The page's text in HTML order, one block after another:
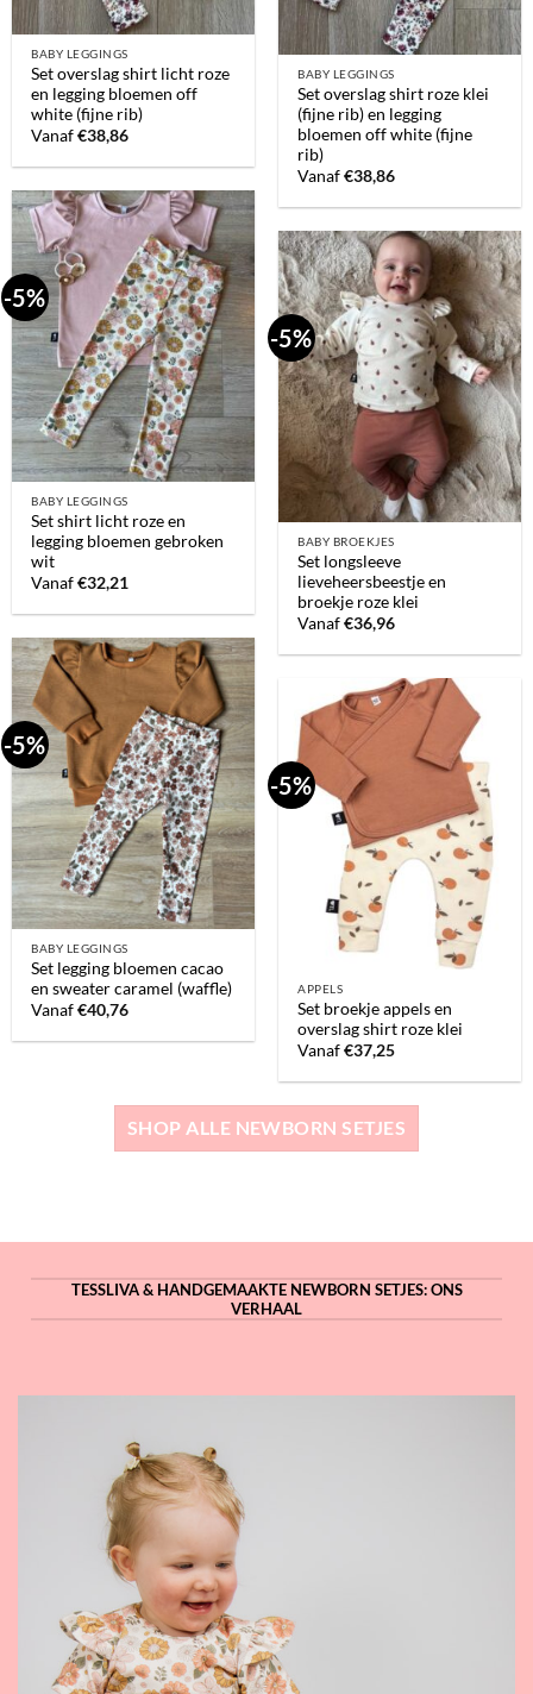
BABY LEGGINGS
Set overslag shirt licht roze
en legging bloemen off
white (fijne rib)
Vanaf€38,86
BABY LEGGINGS
Set overslag shirt roze klei
(fijne rib) en legging
bloemen off white (fijne
rib)
Vanaf€38,86
-5%
BABY LEGGINGS
Set shirt licht roze en
legging bloemen gebroken
wit
Vanaf€32,21
-5%
BABY BROEKJES
Set longsleeve
lieveheersbeestje en
broekje roze klei
Vanaf€36,96
-5%
BABY LEGGINGS
Set legging bloemen cacao
en sweater caramel (waffle)
Vanaf€40,76
-5%
APPELS
Set broekje appels en
overslag shirt roze klei
Vanaf€37,25
SHOP ALLE NEWBORN SETJES
TESSLIVA & HANDGEMAAKTE NEWBORN SETJES: ONS
VERHAAL